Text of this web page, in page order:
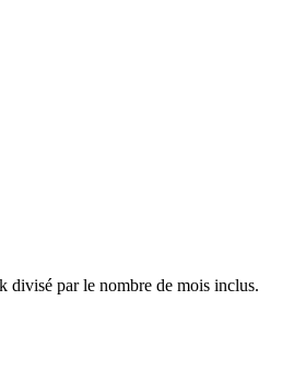
divisé par le nombre de mois inclus.